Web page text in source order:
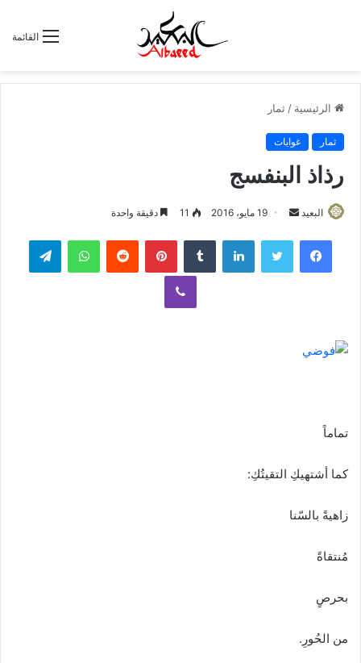
القائمة
الرئيسية / ثمار
ثمار غوايات
رذاذ البنفسج
البعيد
س
ل
19 مايو، 2016 11 دقيقة واحدة
لينكدإن بينتيريست واتساب
ڤايبر
تماماً
كما أشتهيكِ التقيتُكِ:
زاهيةً بالسّنا
مُنتقاةً
بحرصٍ
من الحُورِ.